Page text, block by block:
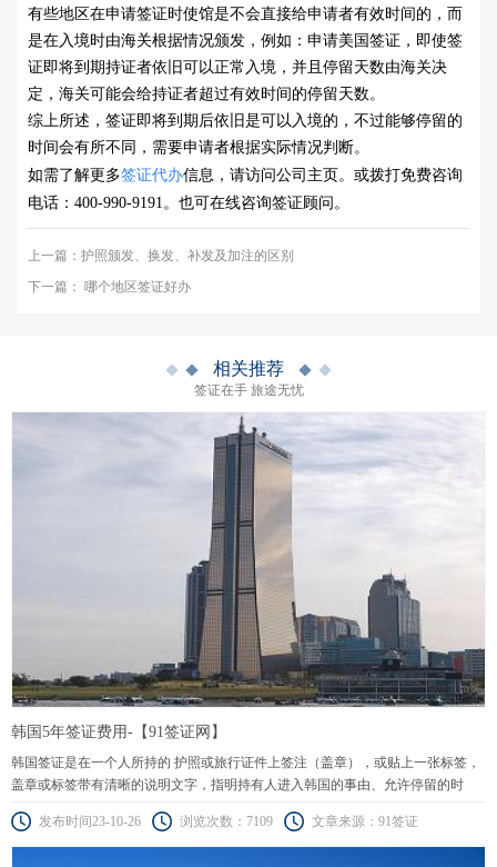
有些地区在申请签证时使馆是不会直接给申请者有效时间的，而
是在入境时由海关根据情况颁发，例如：申请美国签证，即使签
证即将到期持证者依旧可以正常入境，并且停留天数由海关决
定，海关可能会给持证者超过有效时间的停留天数。
综上所述，签证即将到期后依旧是可以入境的，不过能够停留的
时间会有所不同，需要申请者根据实际情况判断。
如需了解更多签证代办信息，请访问公司主页。或拨打免费咨询
电话： 400-990-9191。也可在线咨询签证顾问。
上一篇： 护照颁发、换发、补发及加注的区别
下一篇： 哪个地区签证好办
相关推荐
签证在手 旅途无忧
韩国5年签证费用-【91签证网】
韩国签证是在一个人所持的 护照或旅行证件上签注（盖章），或贴上一张标签，
盖章或标签带有清晰的说明文字，指明持有人进入韩国的事由、允许停留的时
发布时间23-10-26
浏览次数：7109 文章来源：91签证